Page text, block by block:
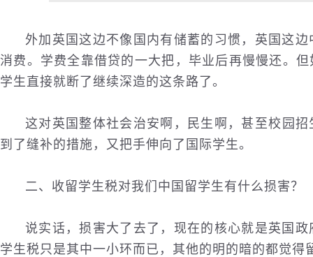
外加英国这边不像国内有储蓄的习惯，英国这
消费。学费全靠借贷的一大把，毕业后再慢慢还。
学生直接就断了继续深造的这条路了。
这对英国整体社会治安啊， 民生 啊，甚至校园
到了缝补的措施，又把手伸向了 国际学生。
二、收留学生税对我们中国留学生有什么损害？
说实话，损害大了去了，现在的核心就是英国
学生税只是其中一小环而已，其他的明的暗的都觉得